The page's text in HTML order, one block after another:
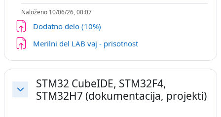
Naloženo 10/06/26, 00:07
Dodatno delo (10%)Naloga
Merilni del LAB vaj - prisotnostNaloga
Skrči
STM32 CubeIDE, STM32F4,
STM32H7 (dokumentacija, projekti)